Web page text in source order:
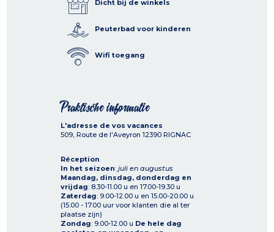
Dicht bij de winkels
Peuterbad voor kinderen
Wifi toegang
Praktische informatie
L'adresse de vos vacances
509, Route de l'Aveyron 12390 RIGNAC
Réception
In het seizoen: juli en augustus
Maandag, dinsdag, donderdag en
vrijdag: 8.30-11.00 u en 17.00-19.30 u
Zaterdag: 9.00-12.00 u en 15.00-20.00 u
(15.00 - 17.00 uur voor klanten die al ter
plaatse zijn)
Zondag: 9.00-12.00 u De hele dag